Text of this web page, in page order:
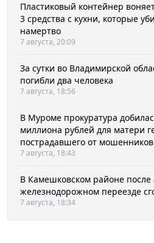
Пластиковый контейнер
3 средства с кухни, которые
намертво
7 августа, 20:09
За сутки во Владимирской
погибли два человека
7 августа, 18:56
В Муроме прокуратура
миллиона рублей для матери
пострадавшего от мошенников
7 августа, 18:43
В Камешковском районе после
железнодорожном переезде
7 августа, 18:34